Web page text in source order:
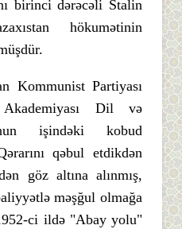
birinci dərəcəli Stalin
hökumətinin
Kommunist Partiyası
Akademiyası Dil və
işindəki kobud
qəbul etdikdən
göz altına alınmış,
məşğul olmağa
ci ildə "Abay yolu"